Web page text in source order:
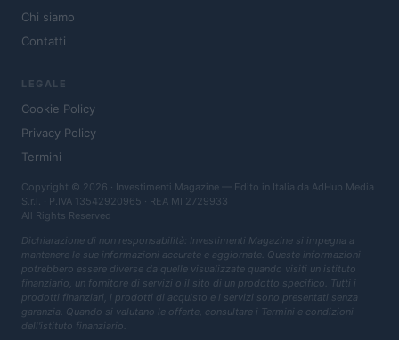
Chi siamo
Contatti
LEGALE
Cookie Policy
Privacy Policy
Termini
Copyright © 2026 · Investimenti Magazine — Edito in Italia da AdHub Media
S.r.l. · P.IVA 13542920965 · REA MI 2729933
All Rights Reserved
Dichiarazione di non responsabilità: Investimenti Magazine si impegna a
mantenere le sue informazioni accurate e aggiornate. Queste informazioni
potrebbero essere diverse da quelle visualizzate quando visiti un istituto
finanziario, un fornitore di servizi o il sito di un prodotto specifico. Tutti i
prodotti finanziari, i prodotti di acquisto e i servizi sono presentati senza
garanzia. Quando si valutano le offerte, consultare i Termini e condizioni
dell'istituto finanziario.